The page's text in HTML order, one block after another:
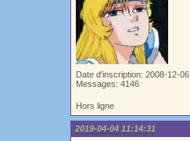
Date d'inscription: 2008-12-06
Messages: 4146
Hors ligne
2019-04-04 11:14:31